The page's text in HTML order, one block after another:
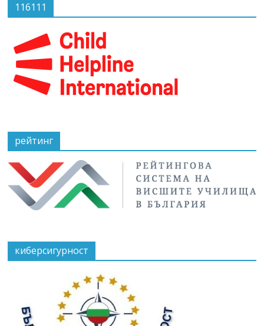
116111
рейтинг
киберсигурност